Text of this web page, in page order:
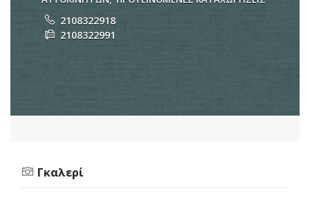
2108322918
2108322991
Γκαλερί